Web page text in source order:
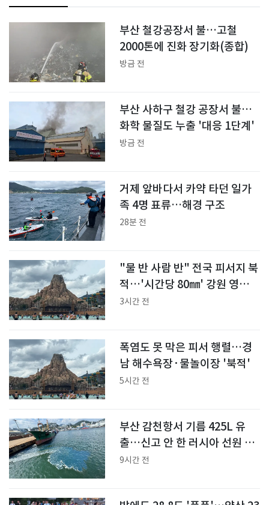
부산 철강공장서 불…고철
2000톤에 진화 장기화(종합)
방금 전
부산 사하구 철강 공장서 불…
화학 물질도 누출 '대응 1단계'
방금 전
거제 앞바다서 카약 타던 일가
족 4명 표류…해경 구조
28분 전
"물 반 사람 반" 전국 피서지 북
적…'시간당 80㎜' 강원 영동은
입수 금지
3시간 전
폭염도 못 막은 피서 행렬…경
남 해수욕장·물놀이장 '북적'
5시간 전
부산 감천항서 기름 425L 유
출…신고 안 한 러시아 선원 적
발
9시간 전